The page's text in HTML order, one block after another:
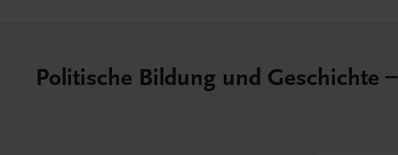
Politische Bildung und Geschichte